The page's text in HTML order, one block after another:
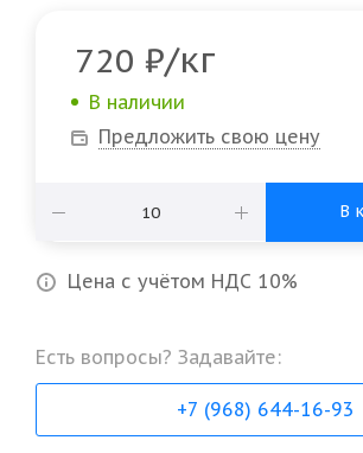
720 ₽/кг
В наличии
Предложить свою цену
В
Цена с учётом НДС 10%
Есть вопросы? Задавайте:
+7 (968) 644-16-93